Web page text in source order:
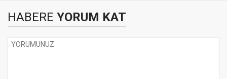
HABERE YORUM KAT